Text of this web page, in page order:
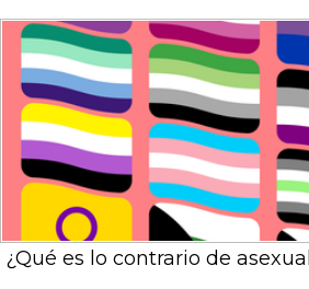
¿Qué es lo contrario de